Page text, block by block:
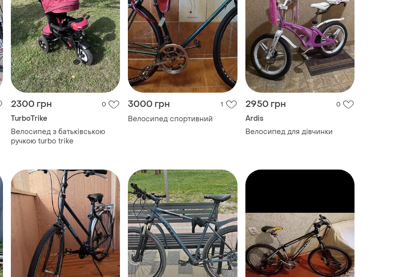
2300 грн 0
TurboTrike
Велосипед з батьківською
ручкою turbo trike
3000 грн 1
Велосипед спортивний
2950 грн 0
Ardis
Велосипед для дівчинки